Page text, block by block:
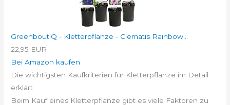
GreenboutiQ - Kletterpflanze - Clematis Rainbow...
22,95 EUR
Bei Amazon kaufen
Die wichtigsten Kaufkriterien für Kletterpflanze im Detail
erklärt
Beim Kauf eines Kletterpflanze gibt es viele Faktoren zu